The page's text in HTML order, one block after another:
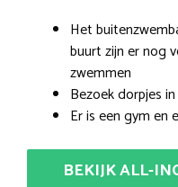
Het
buurt zijn er nog
zwemmen
Bezoek dorpjes
Er is een gym en
BEKIJK ALL-